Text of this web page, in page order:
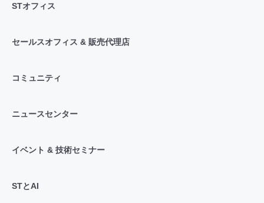
STオフィス
セールスオフィス & 販売代理店
コミュニティ
ニュースセンター
イベント & 技術セミナー
STとAI